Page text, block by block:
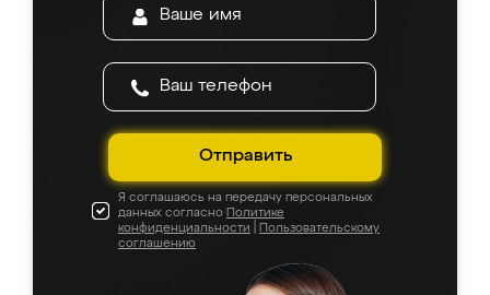
Отправить
Я соглашаюсь на передачу персональных
данных согласно Политике
конфиденциальности
Пользовательскому
соглашению